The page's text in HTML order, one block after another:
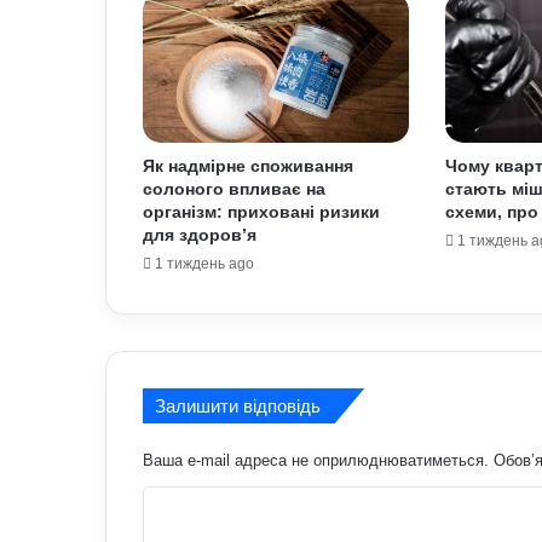
Як надмірне споживання
солоного впливає на
організм: приховані ризики
для здоров’я
1 тиждень ago
Чому
стають
схеми, про
1 тиждень
Залишити відповідь
Ваша e-mail адреса не оприлюднюватиметься.